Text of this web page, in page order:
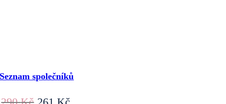
Seznam společníků
Původní